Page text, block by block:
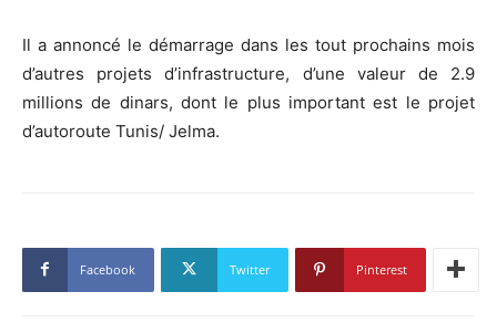
Il a annoncé le démarrage dans les tout prochains mois
d’autres projets d’infrastructure, d’une valeur de 2.9
millions de dinars, dont le plus important est le projet
d’autoroute Tunis/ Jelma.
Facebook Twitter Pinterest